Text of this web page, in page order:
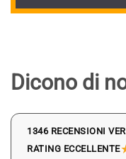
Dicono di
1346 RECENSIONI
RATING ECCELLENTE